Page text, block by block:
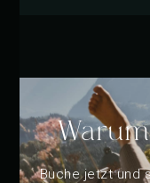
Buche jetzt und